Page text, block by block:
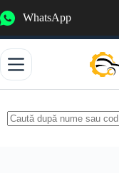
la
WhatsApp